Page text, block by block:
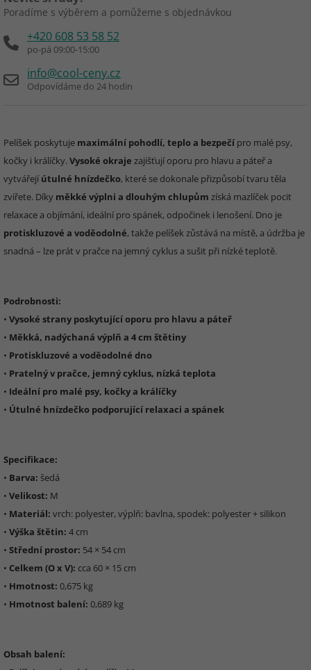
Poradíme s výběrem a pomůžeme s objednávkou
+420 608 53 58 52
po-pá 09:00-15:00
info@cool-ceny.cz
Odpovídáme do 24 hodin
Pelíšek poskytuje maximální pohodlí, teplo a bezpečí pro malé psy,
kočky i králíčky.Vysoké okraje zajišťují oporu pro hlavu a páteř a
vytvářejí útulné hnízdečko, které se dokonale přizpůsobí tvaru těla
zvířete. Díky měkké výplni a dlouhým chlupům získá mazlíček pocit
relaxace a objímání, ideální pro spánek, odpočinek i lenošení. Dno je
protiskluzové a voděodolné, takže pelíšek zůstává na místě, a údržba je
snadná – lze prát v pračce na jemný cyklus a sušit při nízké teplotě.
Podrobnosti:
• Vysoké strany poskytující oporu pro hlavu a páteř
• Měkká, nadýchaná výplň a 4 cm štětiny
• Protiskluzové a voděodolné dno
• Pratelný v pračce, jemný cyklus, nízká teplota
• Ideální pro malé psy, kočky a králíčky
• Útulné hnízdečko podporující relaxaci a spánek
Specifikace:
• Barva: šedá
• Velikost: M
• Materiál: vrch: polyester, výplň: bavlna, spodek: polyester + silikon
• Výška štětin: 4 cm
• Střední prostor: 54 × 54 cm
• Celkem (O x V): cca 60 × 15 cm
• Hmotnost: 0,675 kg
• Hmotnost balení: 0,689 kg
Obsah balení: